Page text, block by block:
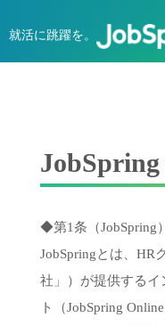
就活に跳躍を。
◆第1条（JobSpring）
JobSpringとは、HR
社」）が提供するイ
ト（JobSpring